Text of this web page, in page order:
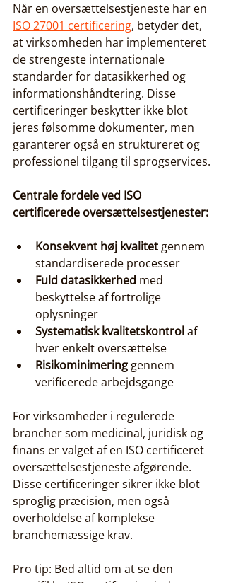
Når en oversættelsestjeneste har en
ISO 27001 certificering, betyder det,
at virksomheden har implementeret
de strengeste internationale
standarder for datasikkerhed og
informationshåndtering. Disse
certificeringer beskytter ikke blot
jeres følsomme dokumenter, men
garanterer også en struktureret og
professionel tilgang til sprogservices.
Centrale fordele ved ISO
certificerede oversættelsestjenester:
Konsekvent høj kvalitet gennem
standardiserede processer
Fuld datasikkerhed med
beskyttelse af fortrolige
oplysninger
Systematisk kvalitetskontrol af
hver enkelt oversættelse
Risikominimering gennem
verificerede arbejdsgange
For virksomheder i regulerede
brancher som medicinal, juridisk og
finans er valget af en ISO certificeret
oversættelsestjeneste afgørende.
Disse certificeringer sikrer ikke blot
sproglig præcision, men også
overholdelse af komplekse
branchemæssige krav.
Pro tip: Bed altid om at se den